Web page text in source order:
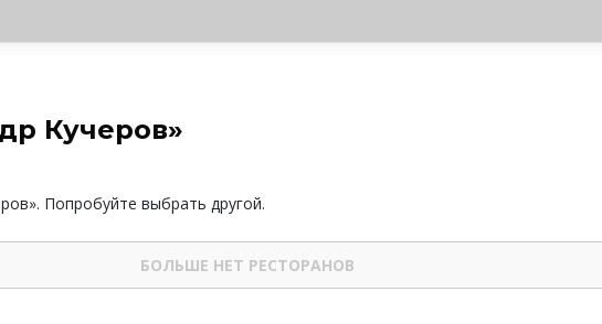
Кучеров»
Попробуйте выбрать другой.
БОЛЬШЕ НЕТ РЕСТОРАНОВ